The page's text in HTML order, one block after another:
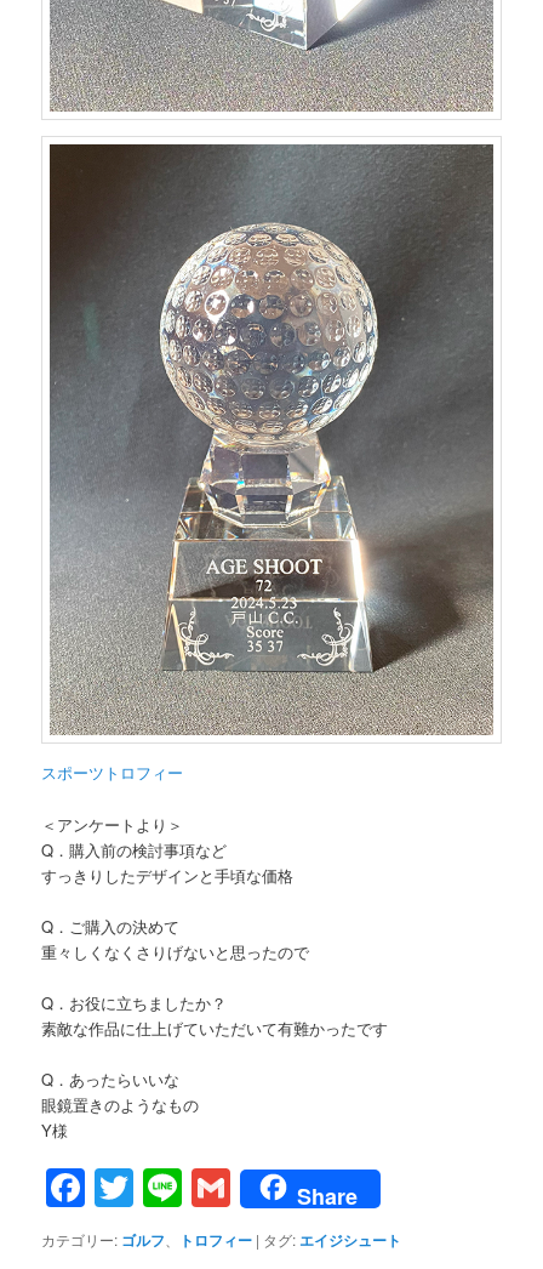
スポーツトロフィー
＜アンケートより＞
Q．購入前の検討事項など
すっきりしたデザインと手頃な価格
Q．ご購入の決めて
重々しくなくさりげないと思ったので
Q．お役に立ちましたか？
素敵な作品に仕上げていただいて有難かったです
Q．あったらいいな
眼鏡置きのようなもの
Y様
Facebook
Twitter
LineGmail
Share
カテゴリー: ゴルフ トロフィー | タグ: エイジシュート